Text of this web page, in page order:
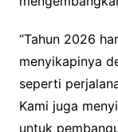
“Tahun 2026
menyikapinya
seperti
Kami juga
untuk